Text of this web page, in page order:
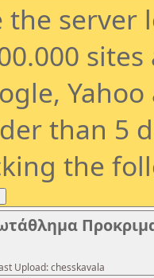
the
than 5
the
Upload: chesskavala